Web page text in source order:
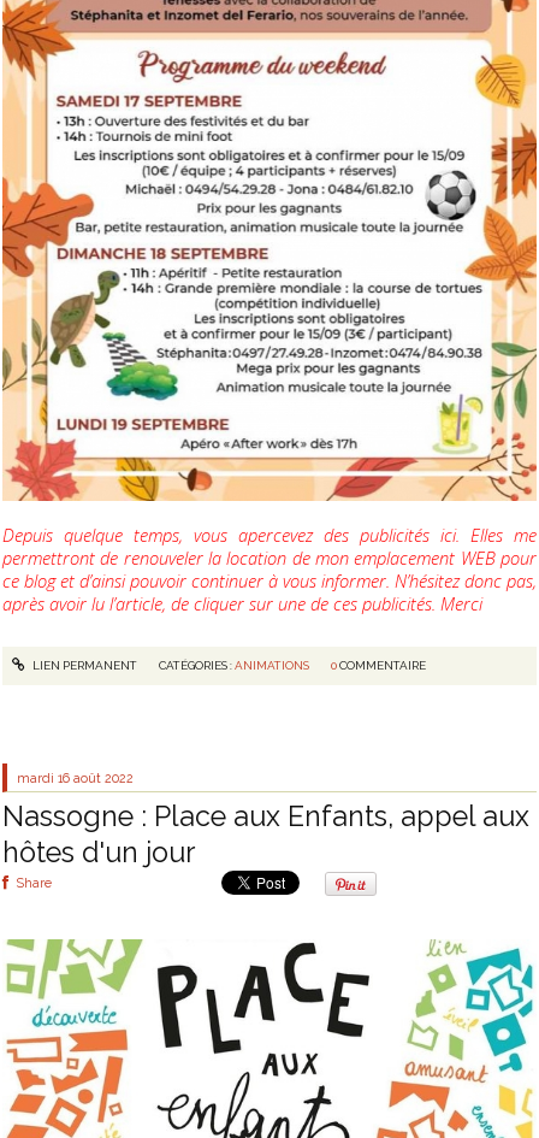
Depuis quelque temps, vous apercevez des publicités ici. Elles me
permettront de renouveler la location de mon emplacement WEB pour
ce blog et d’ainsi pouvoir continuer à vous informer. N’hésitez donc pas,
après avoir lu l’article, de cliquer sur une de ces publicités. Merci
LIEN PERMANENT CATÉGORIES :ANIMATIONS 0COMMENTAIRE
mardi 16 août 2022
Nassogne : Place aux Enfants, appel aux
hôtes d'un jour
Share